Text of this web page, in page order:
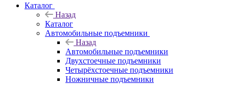
Каталог
Назад
Каталог
Автомобильные подъемники
Назад
Автомобильные подъемники
Двухстоечные подъемники
Четырёхстоечные подъемники
Ножничные подъемники